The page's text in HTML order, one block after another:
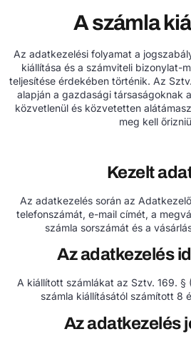
A számla
Az adatkezelési folyamat a
kiállítása és a számviteli bizonylat-
teljesítése érdekében történik. Az
alapján a gazdasági társaságoknak
közvetlenül és közvetetten
meg kell
Kezelt
Az adatkezelés során az
telefonszámát, e-mail címét, a
számla sorszámát és a
Az adatkezelés
A kiállított számlákat az Sztv. 169. §
számla kiállításától számított 8
Az adatkezelés